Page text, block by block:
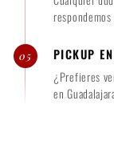
05
PICKUP
¿Prefieres
en